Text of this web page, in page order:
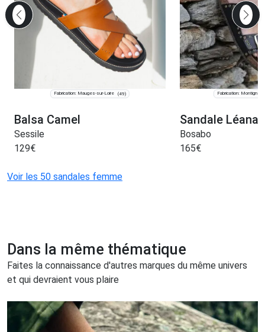
Fabrication: Mauges-sur-Loire (49)
Balsa Camel
Sessile
129€
Fabrication: Montigné
Sandale Léana
Bosabo
165€
Voir les 50 sandales femme
Dans la même thématique
Faites la connaissance d'autres marques du même univers
et qui devraient vous plaire